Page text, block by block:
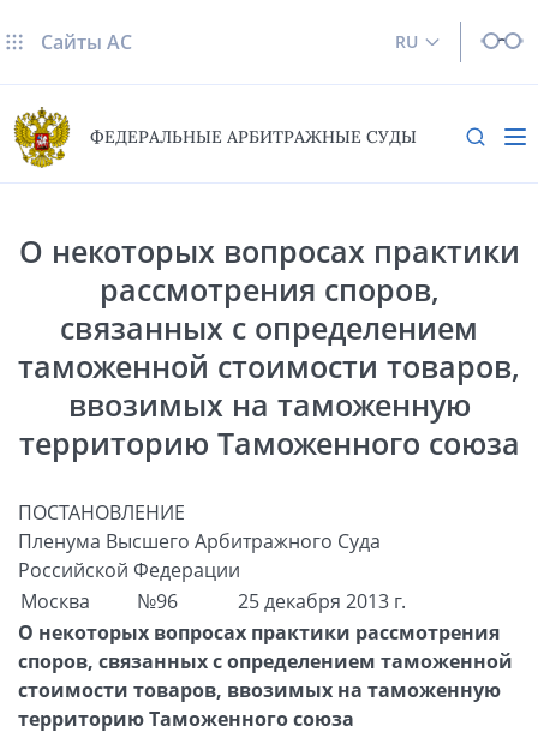
RU
Сайты AC
ФЕДЕРАЛЬНЫЕ АРБИТРАЖНЫЕ СУДЫ
О некоторых вопросах практики
рассмотрения споров,
связанных с определением
таможенной стоимости товаров,
ввозимых на таможенную
территорию Таможенного союза
ПОСТАНОВЛЕНИЕ
Пленума Высшего Арбитражного Суда
Российской Федерации
Москва
№96
25 декабря 2013 г.
О некоторых вопросах практики рассмотрения
споров, связанных с определением таможенной
стоимости товаров, ввозимых на таможенную
территорию Таможенного союза